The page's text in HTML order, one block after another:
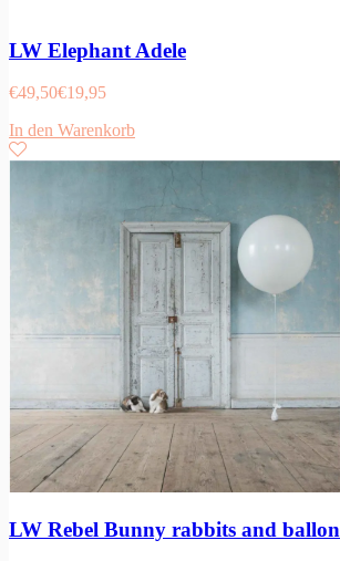
LW Elephant Adele
€49,50€19,95
In den Warenkorb
LW Rebel Bunny rabbits and ballon